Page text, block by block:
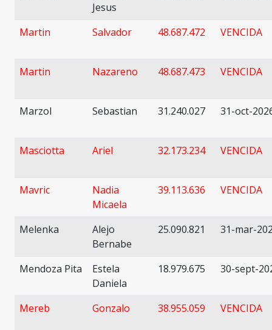
Jesus
Martin Salvador 48.687.472 VENCIDA
Martin Nazareno 48.687.473 VENCIDA
Marzol Sebastian 31.240.027 31-oct-
Masciotta Ariel 32.173.234 VENCIDA
Mavric
Nadia
Micaela
39.113.636 VENCIDA
Melenka
Alejo
Bernabe
25.090.821 31-mar-
Mendoza Pita
Estela
Daniela
18.979.675 30-sept-
Mereb Gonzalo 38.955.059 VENCIDA